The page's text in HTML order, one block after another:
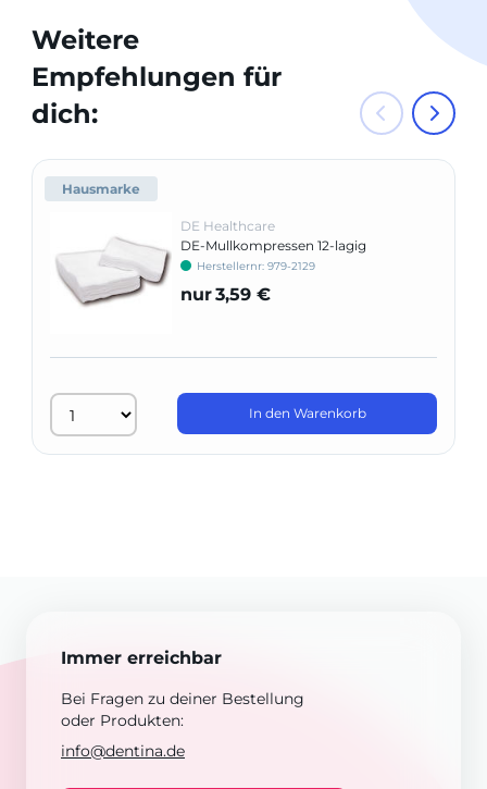
Weitere
Empfehlungen für
dich:
Hausmarke
DE Healthcare
DE-Mullkompressen 12-lagig
Herstellernr: 979-2129
nur3,59 €
In den Warenkorb
Immer erreichbar
Bei Fragen zu deiner Bestellung
oder Produkten:
info@dentina.de